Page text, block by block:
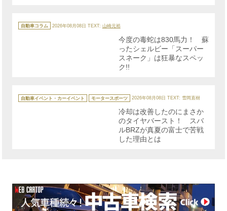
テ
ゴ
自動車コラム 2026年08月08日 TEXT: 山崎元裕
今度の毒蛇は830馬力！ 蘇
ったシェルビー「スーパー
スネーク」は狂暴なスペッ
ク!!
テ
ゴ
自動車イベント・カーイベント モータースポーツ 2026年08月08日 TEXT: 雪岡直樹
冷却は改善したのにまさか
のタイヤバースト！ スバ
ルBRZが真夏の富士で苦戦
した理由とは